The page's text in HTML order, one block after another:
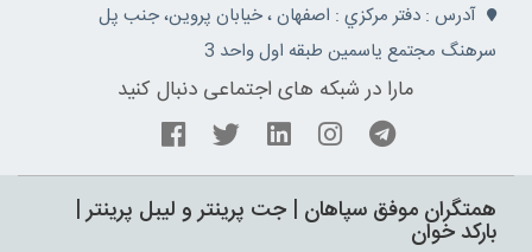
آدرس : دفتر مرکزي : اصفهان ، خيابان پروين، جنب پل
سرهنگ مجتمع ياسمين طبقه اول واحد 3
مارا در شبکه های اجتماعی دنبال کنید
همتگران موفق سپاهان | جت پرينتر و ليبل پرينتر |
بارکد خوان